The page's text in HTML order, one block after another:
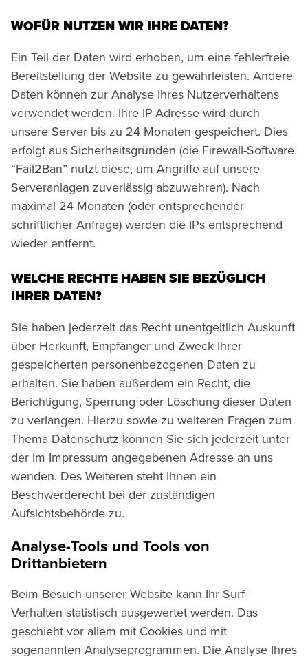
WOFÜR NUTZEN WIR IHRE DATEN?
Ein Teil der Daten wird erhoben, um eine fehlerfreie
Bereitstellung der Website zu gewährleisten. Andere
Daten können zur Analyse Ihres Nutzerverhaltens
verwendet werden. Ihre IP-Adresse wird durch
unsere Server bis zu 24 Monaten gespeichert. Dies
erfolgt aus Sicherheitsgründen (die Firewall-Software
“Fail2Ban” nutzt diese, um Angriffe auf unsere
Serveranlagen zuverlässig abzuwehren). Nach
maximal 24 Monaten (oder entsprechender
schriftlicher Anfrage) werden die IPs entsprechend
wieder entfernt.
WELCHE RECHTE HABEN SIE BEZÜGLICH
IHRER DATEN?
Sie haben jederzeit das Recht unentgeltlich Auskunft
über Herkunft, Empfänger und Zweck Ihrer
gespeicherten personenbezogenen Daten zu
erhalten. Sie haben außerdem ein Recht, die
Berichtigung, Sperrung oder Löschung dieser Daten
zu verlangen. Hierzu sowie zu weiteren Fragen zum
Thema Datenschutz können Sie sich jederzeit unter
der im Impressum angegebenen Adresse an uns
wenden. Des Weiteren steht Ihnen ein
Beschwerderecht bei der zuständigen
Aufsichtsbehörde zu.
Analyse-Tools und Tools von
Drittanbietern
Beim Besuch unserer Website kann Ihr Surf-
Verhalten statistisch ausgewertet werden. Das
geschieht vor allem mit Cookies und mit
sogenannten Analyseprogrammen. Die Analyse Ihres